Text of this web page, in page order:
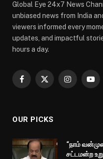
Global Eye 24x7 News
unbiased news from India
viewers informed every
updates, and impactful
hours a day.
Facebook
X
Instagram
OUR PICKS
“நாம்
சட்டமன்ற